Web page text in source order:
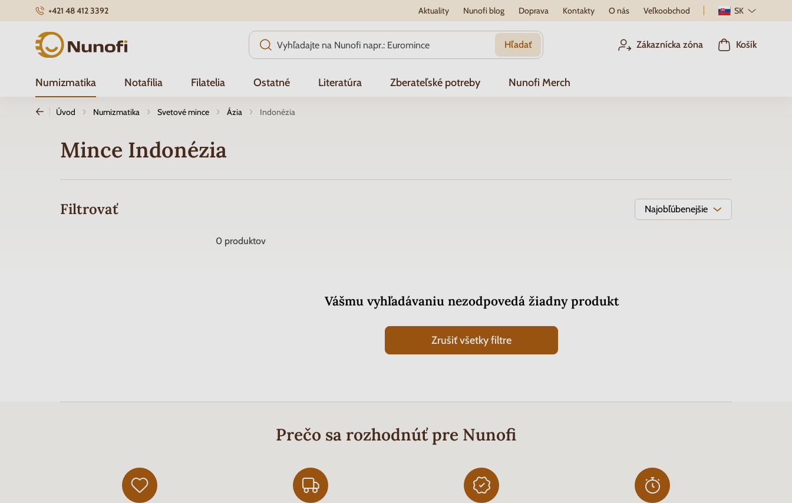
+421 48 412 3392 Aktuality Nunofi blog Doprava Kontakty O nás Veľkoobchod SK
Nunofi.sk Hľadať Zákaznícka zóna Košík
Numizmatika Notafilia Filatelia Ostatné Literatúra Zberateľské potreby Nunofi Merch
Úvod Numizmatika Svetové mince Ázia Indonézia
Mince Indonézia
Filtrovať Najobľúbenejšie
0 produktov
Vášmu vyhľadávaniu nezodpovedá žiadny produkt
Zrušiť všetky filtre
Prečo sa rozhodnúť pre Nunofi